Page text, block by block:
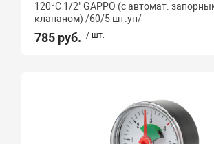
120°C 1/2" GAPPO (с автомат.
клапаном) /60/5 шт.уп/
785 руб. / шт.